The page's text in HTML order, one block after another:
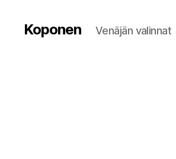
Koponen Venäjän valinnat